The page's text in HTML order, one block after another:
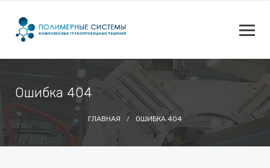
Ошибка 404
ГЛАВНАЯ ОШИБКА 404